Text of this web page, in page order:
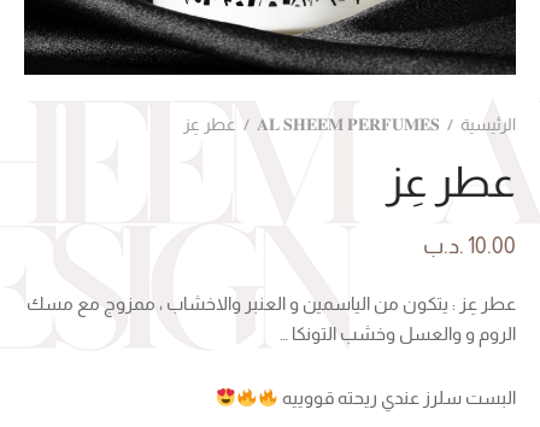
الرئيسية /
𝐀𝐋 𝐒𝐇𝐄𝐄𝐌 𝐏𝐄𝐑𝐅𝐔𝐌𝐄𝐒
/ عطر عِز
عطر عِز
10.00 .د.ب
عطر عِز : ‎يتكون من الياسمين و العنبر والاخشاب ، ممزوج مع مسك
الروم و والعسل وخشب التونكا …
البست سلرز عندي ريحته قووييه